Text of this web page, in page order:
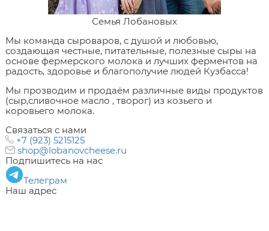
Семья Лобановых
Мы команда сыроваров, с душой и любовью,
создающая честные, питательные, полезные сыры на
основе фермерского молока и лучших ферментов на
радость, здоровье и благополучие людей Кузбасса!
Мы прозводим и продаём различные виды продуктов
(сыр,сливочное масло , творог) из козьего и
коровьего молока.
Связаться с нами
+7 (923) 5215125
shop@lobanovcheese.ru
Подпишитесь на нас
Телеграм
Наш адрес